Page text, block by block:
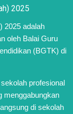
2025
2025 adalah
oleh Balai Guru
(BGTK) di
profesional
menggabungkan
di sekolah